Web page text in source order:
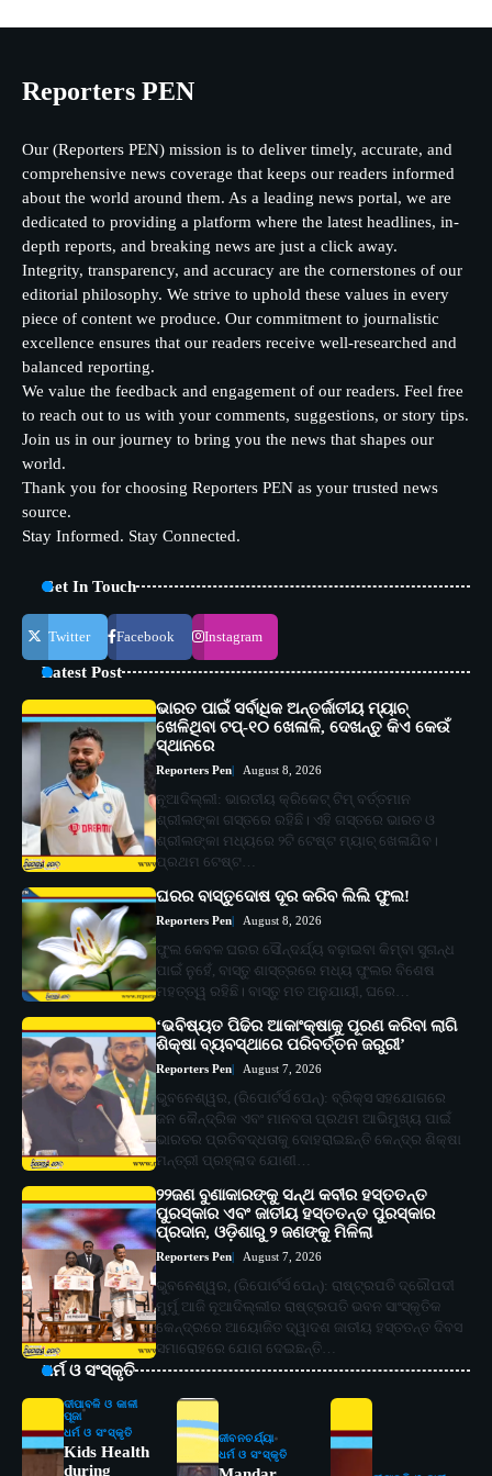
Reporters PEN
Our (Reporters PEN) mission is to deliver timely, accurate, and
comprehensive news coverage that keeps our readers informed
about the world around them. As a leading news portal, we are
dedicated to providing a platform where the latest headlines, in-
depth reports, and breaking news are just a click away.
Integrity, transparency, and accuracy are the cornerstones of our
editorial philosophy. We strive to uphold these values in every
piece of content we produce. Our commitment to journalistic
excellence ensures that our readers receive well-researched and
balanced reporting.
We value the feedback and engagement of our readers. Feel free
to reach out to us with your comments, suggestions, or story tips.
Join us in our journey to bring you the news that shapes our
world.
Thank you for choosing Reporters PEN as your trusted news
source.
Stay Informed. Stay Connected.
Get In Touch
Twitter Facebook Instagram
Latest Post
ଭାରତ ପାଇଁ ସର୍ବାଧିକ ଅନ୍ତର୍ଜାତୀୟ ମ୍ୟାଚ୍
ଖେଳିଥିବା ଟପ୍-୧୦ ଖେଳାଳି, ଦେଖନ୍ତୁ କିଏ କେଉଁ
ସ୍ଥାନରେ
Reporters Pen August 8, 2026
ନୂଆଦିଲ୍ଲୀ: ଭାରତୀୟ କ୍ରିକେଟ୍ ଟିମ୍ ବର୍ତ୍ତମାନ
ଶ୍ରୀଲଙ୍କା ଗସ୍ତରେ ରହିଛି। ଏହି ଗସ୍ତରେ ଭାରତ ଓ
ଶ୍ରୀଲଙ୍କା ମଧ୍ୟରେ ୨ଟି ଟେଷ୍ଟ ମ୍ୟାଚ୍ ଖେଳାଯିବ।
ପ୍ରଥମ ଟେଷ୍ଟ…
ଘରର ବାସ୍ତୁଦୋଷ ଦୂର କରିବ ଲିଲି ଫୁଲ!
Reporters Pen August 8, 2026
ଫୁଲ କେବଳ ଘରର ସୌନ୍ଦର୍ଯ୍ୟ ବଢ଼ାଇବା କିମ୍ବା ସୁଗନ୍ଧ
ପାଇଁ ନୁହେଁ, ବାସ୍ତୁ ଶାସ୍ତ୍ରରେ ମଧ୍ୟ ଫୁଲର ବିଶେଷ
ମହତ୍ତ୍ୱ ରହିଛି। ବାସ୍ତୁ ମତ ଅନୁଯାୟୀ, ଘରେ…
‘ଭବିଷ୍ୟତ ପିଢିର ଆକାଂକ୍ଷାକୁ ପୂରଣ କରିବା ଲାଗି
ଶିକ୍ଷା ବ୍ୟବସ୍ଥାରେ ପରିବର୍ତ୍ତନ ଜରୁରୀ’
Reporters Pen August 7, 2026
ଭୁବନେଶ୍ୱର, (ରିପୋର୍ଟର୍ସ ପେନ୍‌): ବ୍ରିକ୍ସ ସହଯୋଗରେ
ଜନ କୈନ୍ଦ୍ରିକ ଏବଂ ମାନବତା ପ୍ରଥମ ଆଭିମୁଖ୍ୟ ପାଇଁ
ଭାରତର ପ୍ରତିବଦ୍ଧତାକୁ ଦୋହରାଇଛନ୍ତି କେନ୍ଦ୍ର ଶିକ୍ଷା
ମନ୍ତ୍ରୀ ପ୍ରହ୍ଲାଦ ଯୋଶୀ…
୨୨ଜଣ ବୁଣାକାରଙ୍କୁ ସନ୍ଥ କବୀର ହସ୍ତତନ୍ତ
ପୁରସ୍କାର ଏବଂ ଜାତୀୟ ହସ୍ତତନ୍ତ ପୁରସ୍କାର
ପ୍ରଦାନ, ଓଡ଼ିଶାରୁ ୨ ଜଣଙ୍କୁ ମିଳିଲା
Reporters Pen August 7, 2026
ଭୁବନେଶ୍ୱର, (ରିପୋର୍ଟର୍ସ ପେନ୍‌): ରାଷ୍ଟ୍ରପତି ଦ୍ରୌପଦୀ
ମୁର୍ମୁ ଆଜି ନୂଆଦିଲ୍ଲୀର ରାଷ୍ଟ୍ରପତି ଭବନ ସାଂସ୍କୃତିକ
କେନ୍ଦ୍ରରେ ଆୟୋଜିତ ଦ୍ୱାଦଶ ଜାତୀୟ ହସ୍ତତନ୍ତ ଦିବସ
ସମାରୋହରେ ଯୋଗ ଦେଇଛନ୍ତି…
ଧର୍ମ ଓ ସଂସ୍କୃତି
ଦୀପାବଳି ଓ କାଳୀ
ପୂଜା
ଧର୍ମ ଓ ସଂସ୍କୃତି
Kids Health
during
ଜୀବନଚର୍ଯ୍ୟା
ଧର୍ମ ଓ ସଂସ୍କୃତି